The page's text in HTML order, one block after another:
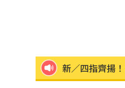
新／四指齊揚